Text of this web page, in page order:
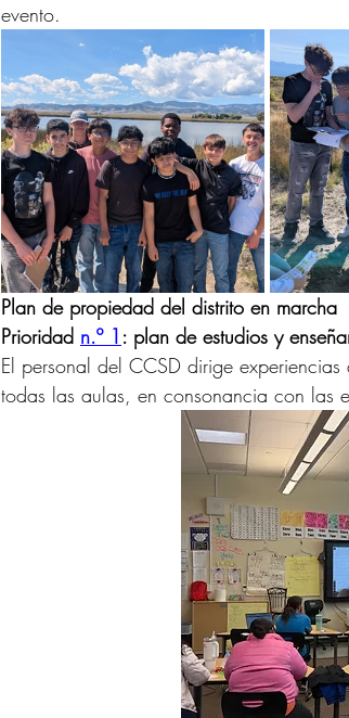
evento.
Plan de propiedad del distrito en marcha
Prioridad n.º 1 : plan de estudios y
El personal del CCSD dirige
todas las aulas, en consonancia con las